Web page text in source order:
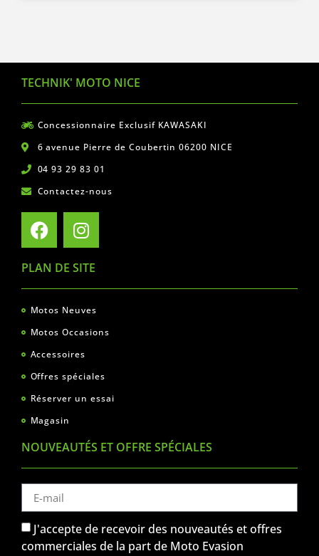
TECHNIK' MOTO NICE
Concessionnaire Exclusif KAWASAKI
6 avenue Pierre de Coubertin 06200 NICE
04 93 29 83 01
Contactez-nous
PLAN DE SITE
Motos Neuves
Motos Occasions
Accessoires
Offres spéciales
Réserver un essai
Magasin
NOUVEAUTÉS ET OFFRE SPÉCIALES
J'accepte de recevoir des nouveautés et offres
commerciales de la part de Moto Evasion